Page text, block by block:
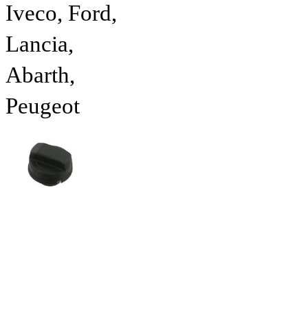
Iveco, Ford,
Lancia,
Abarth,
Peugeot